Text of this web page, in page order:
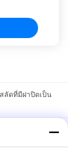
ลัดที่มีฝาปิดเป็น
ระดาษชาม